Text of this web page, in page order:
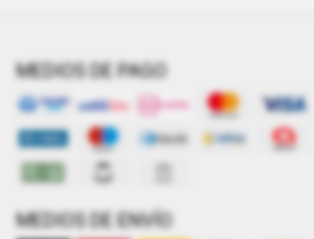
MEDIOS DE PAGO
MEDIOS DE ENVÍO